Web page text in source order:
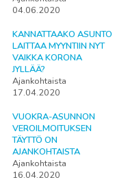
04.06.2020
KANNATTAAKO ASUNTO
LAITTAA MYYNTIIN NYT
VAIKKA KORONA
JYLLÄÄ?
Ajankohtaista
17.04.2020
VUOKRA-ASUNNON
VEROILMOITUKSEN
TÄYTTÖ ON
AJANKOHTAISTA
Ajankohtaista
16.04.2020